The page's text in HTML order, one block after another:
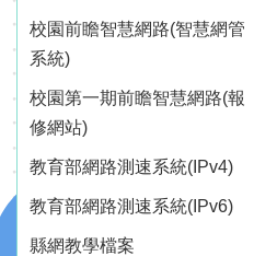
校園前瞻智慧網路(智慧網管
系統)
校園第一期前瞻智慧網路(報
修網站)
教育部網路測速系統(IPv4)
教育部網路測速系統(IPv6)
縣網教學檔案